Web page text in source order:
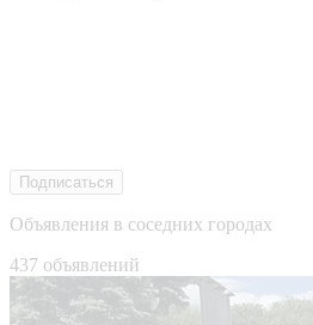
Подписаться
Объявления в соседних городах
437 объявлений